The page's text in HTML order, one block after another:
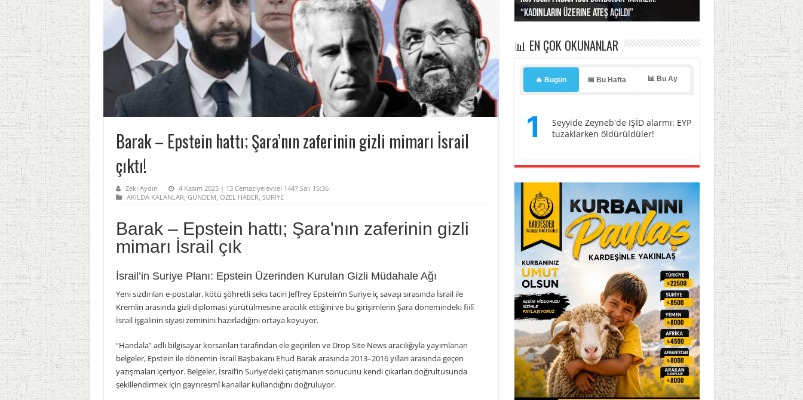
Barak – Epstein hattı; Şara’nın zaferinin gizli mimarı İsrail
çıktı!
Zeki Aydın
4 Kasım 2025 | 13 Cemaziyelevvel 1447 Salı 15:36
AKILDA KALANLAR, GÜNDEM, ÖZEL HABER, SURİYE
Barak – Epstein hattı; Şara'nın zaferinin gizli
mimarı İsrail çık
İsrail’in Suriye Planı: Epstein Üzerinden Kurulan Gizli Müdahale Ağı
Yeni sızdırılan e-postalar, kötü şöhretli seks taciri Jeffrey Epstein’ın Suriye iç savaşı sırasında İsrail ile
Kremlin arasında gizli diplomasi yürütülmesine aracılık ettiğini ve bu girişimlerin Şara dönemindeki fiilî
İsrail işgalinin siyasi zeminini hazırladığını ortaya koyuyor.
“Handala” adlı bilgisayar korsanları tarafından ele geçirilen ve Drop Site News aracılığıyla yayımlanan
belgeler, Epstein ile dönemin İsrail Başbakanı Ehud Barak arasında 2013–2016 yılları arasında geçen
yazışmaları içeriyor. Belgeler, İsrail’in Suriye’deki çatışmanın sonucunu kendi çıkarları doğrultusunda
şekillendirmek için gayrıresmî kanallar kullandığını doğruluyor.
“Kadınların üzerine ateş açıldı”
Irak’a misilleme tehdidi!
yaptı… İsrail’in “timsah” planına fren!
kayıtlar başladı
basıldı, kabus yaşatıldı!
📊 EN ÇOK OKUNANLAR
🔥 Bugün 📅 Bu Hafta 📊 Bu Ay
1
Seyyide Zeyneb'de IŞİD alarmı: EYP
tuzaklarken öldürüldüler!